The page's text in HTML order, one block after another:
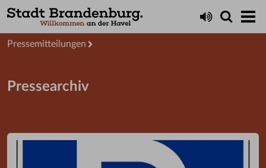
Presseservice
Pressemitteilungen
Pressearchiv